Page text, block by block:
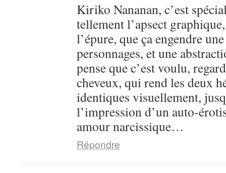
Kiriko Nananan, c’est
tellement l’apsect
l’épure, que ça engendre
personnages, et une
pense que c’est voulu,
cheveux, qui rend les deux
identiques visuellement,
l’impression d’un auto-
amour narcissique…
Répondre